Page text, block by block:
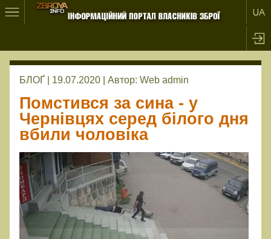
БЛОҐ | 19.07.2020 | Автор: Web admin
Помстився за сина - у
Чернівцях серед білого дня
вбили чоловіка